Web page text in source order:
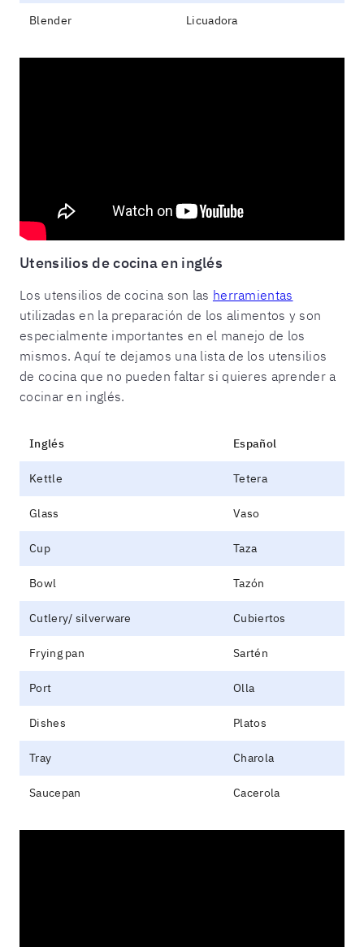
Blender Licuadora
Utensilios de cocina en inglés
Los utensilios de cocina son las herramientas
utilizadas en la preparación de los alimentos y son
especialmente importantes en el manejo de los
mismos. Aquí te dejamos una lista de los utensilios
de cocina que no pueden faltar si quieres aprender a
cocinar en inglés.
Inglés Español
Kettle Tetera
Glass Vaso
Cup Taza
Bowl Tazón
Cutlery/ silverware Cubiertos
Frying pan Sartén
Port Olla
Dishes Platos
Tray Charola
Saucepan Cacerola